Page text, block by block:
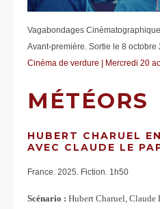
Vagabondages
Avant-première. Sortie le 8 octobre
Cinéma de verdure | Mercredi 20
MÉTÉORS
HUBERT CHARUEL
AVEC CLAUDE LE
France. 2025. Fiction. 1h50
Scénario : Hubert Charuel, Claude